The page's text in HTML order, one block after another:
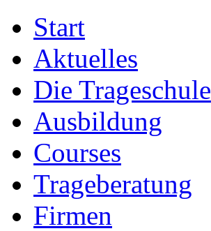
Start
Aktuelles
Die Trageschule
Ausbildung
Courses
Trageberatung
Firmen